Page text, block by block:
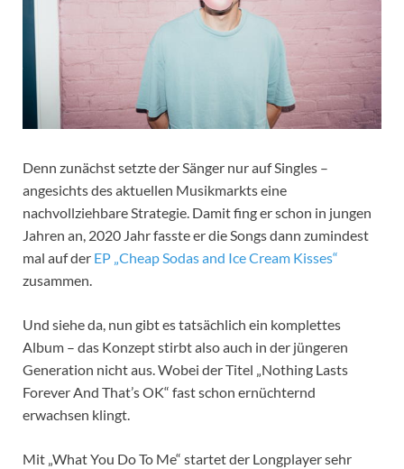
Denn zunächst setzte der Sänger nur auf Singles –
angesichts des aktuellen Musikmarkts eine
nachvollziehbare Strategie. Damit fing er schon in jungen
Jahren an, 2020 Jahr fasste er die Songs dann zumindest
mal auf der EP „Cheap Sodas and Ice Cream Kisses“
zusammen.
Und siehe da, nun gibt es tatsächlich ein komplettes
Album – das Konzept stirbt also auch in der jüngeren
Generation nicht aus. Wobei der Titel „Nothing Lasts
Forever And That’s OK“ fast schon ernüchternd
erwachsen klingt.
Mit „What You Do To Me“ startet der Longplayer sehr